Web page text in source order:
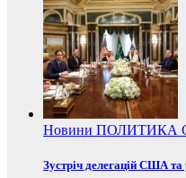
Новини ПОЛИТИКА
Зустріч делегацій США та